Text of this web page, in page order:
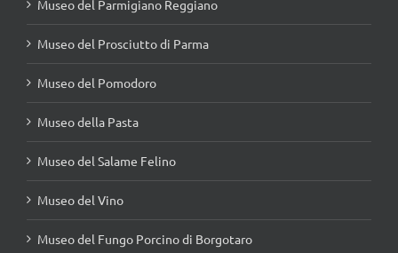
Museo del Parmigiano Reggiano
Museo del Prosciutto di Parma
Museo del Pomodoro
Museo della Pasta
Museo del Salame Felino
Museo del Vino
Museo del Fungo Porcino di Borgotaro